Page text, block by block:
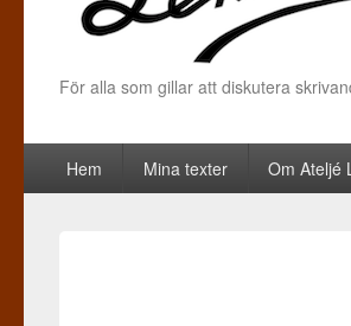
För alla som gillar att diskutera
Primary menu
Skip to primary content
Skip to secondary content
Hem Mina texter Om Ateljé